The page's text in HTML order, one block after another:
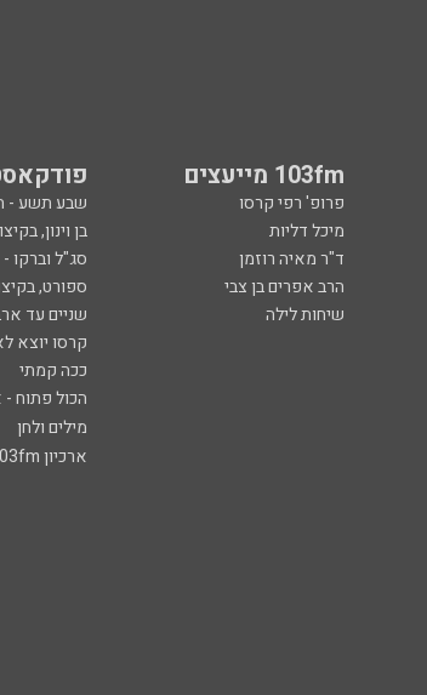
103fm מייעצים
פרופ' רפי קרסו
שבע תשע -
מיכל דליות
בן וינון,
ד"ר מאיה רוזמן
סג"ל וברקו
הרב אפרים בן צבי
ספורט,
שיחות לילה
שניים עד
קרסו יוצא
ככה קמתי
הכול פתוח -
מילים ולחן
ארכיון 103fm